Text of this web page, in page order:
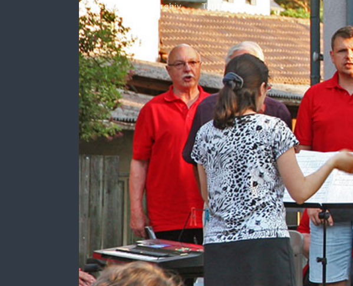
Volleyball Archiv Tanzen